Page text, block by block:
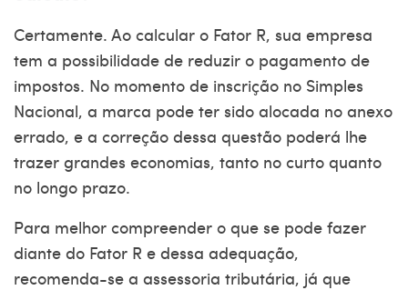
Certamente. Ao calcular o Fator R, sua empresa
tem a possibilidade de reduzir o pagamento de
impostos. No momento de inscrição no Simples
Nacional, a marca pode ter sido alocada no anexo
errado, e a correção dessa questão poderá lhe
trazer grandes economias, tanto no curto quanto
no longo prazo.
Para melhor compreender o que se pode fazer
diante do Fator R e dessa adequação,
recomenda-se a assessoria tributária, já que